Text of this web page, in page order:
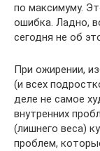
по максимуму.
ошибка. Ладно,
сегодня не об
При ожирении,
(и всех
деле не самое
внутренних
(лишнего веса)
проблем,